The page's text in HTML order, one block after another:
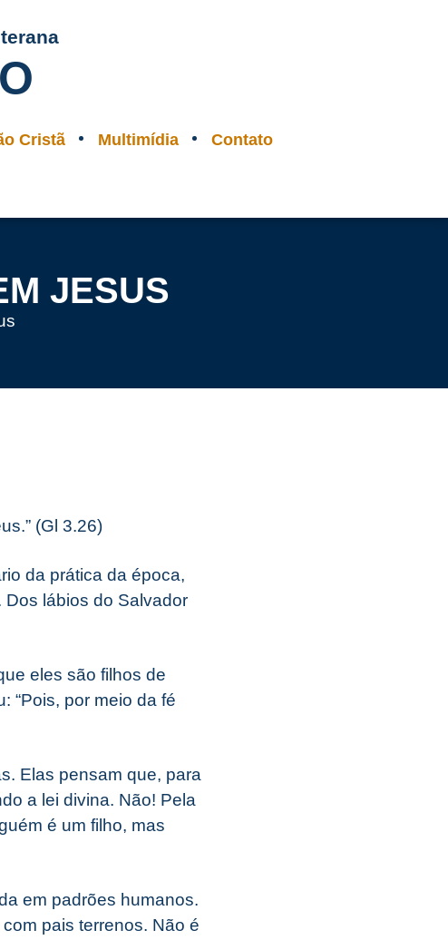
Cristã Multimídia Contato
JESUS
(Gl 3.26)
da prática da época,
lábios do Salvador
eles são filhos de
“Pois, por meio da fé
Elas pensam que, para
a lei divina. Não! Pela
é um filho, mas
em padrões humanos.
pais terrenos. Não é